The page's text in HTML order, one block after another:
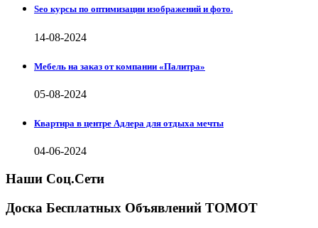
Seo курсы по оптимизации изображений и фото.
14-08-2024
Мебель на заказ от компании «Палитра»
05-08-2024
Квартира в центре Адлера для отдыха мечты
04-06-2024
Наши Соц.Сети
Доска Бесплатных Объявлений ТОМОТ